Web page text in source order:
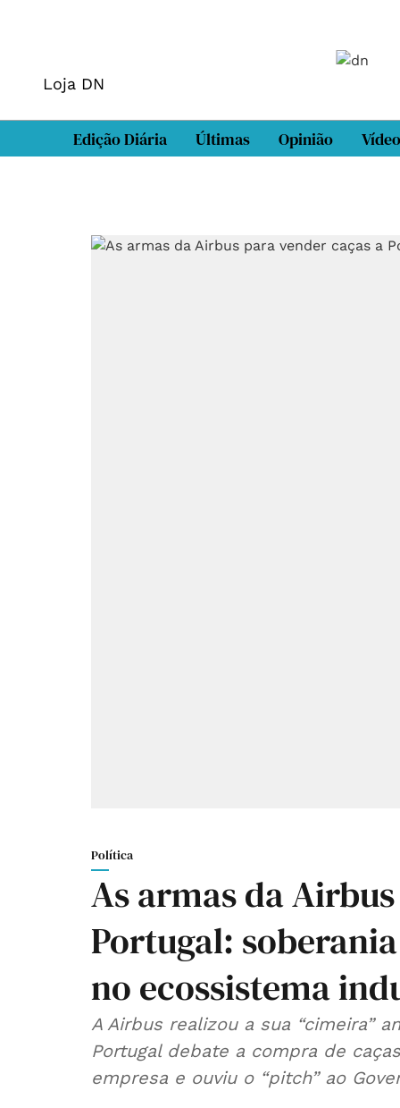
Loja DN
Edição Diária Últimas Opinião
Política
As armas da
Portugal:
no ecossistema
A Airbus realizou a sua “cimeira”
Portugal debate a compra de
empresa e ouviu o “pitch” ao